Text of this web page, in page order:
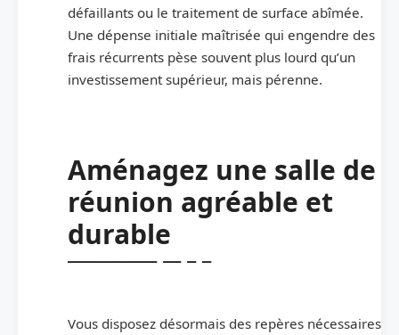
défaillants ou le traitement de surface abîmée.
Une dépense initiale maîtrisée qui engendre des
frais récurrents pèse souvent plus lourd qu’un
investissement supérieur, mais pérenne.
Aménagez une salle de
réunion agréable et
durable
Vous disposez désormais des repères nécessaires